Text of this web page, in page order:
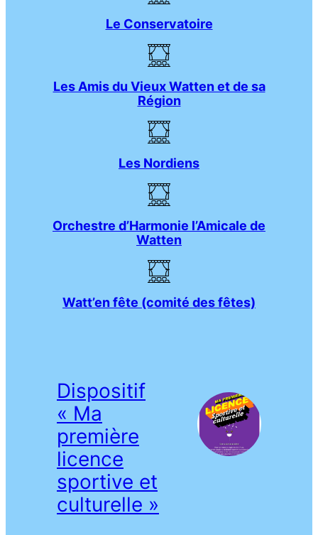
Le Conservatoire
Les Amis du Vieux Watten et de sa
Région
Les Nordiens
Orchestre d’Harmonie l’Amicale de
Watten
Watt’en fête (comité des fêtes)
Dispositif
« Ma
première
licence
sportive et
culturelle »